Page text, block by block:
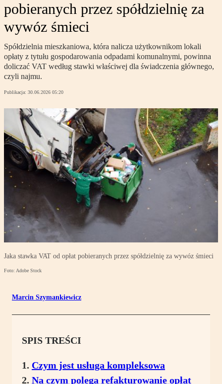
pobieranych przez spółdzielnię za
wywóz śmieci
Spółdzielnia mieszkaniowa, która nalicza użytkownikom lokali
opłaty z tytułu gospodarowania odpadami komunalnymi, powinna
doliczać VAT według stawki właściwej dla świadczenia głównego,
czyli najmu.
Publikacja: 30.06.2026 05:20
Jaka stawka VAT od opłat pobieranych przez spółdzielnię za wywóz śmieci
Foto: Adobe Stock
Marcin Szymankiewicz
SPIS TREŚCI
Czym jest usługa kompleksowa
Na czym polega refakturowanie opłat